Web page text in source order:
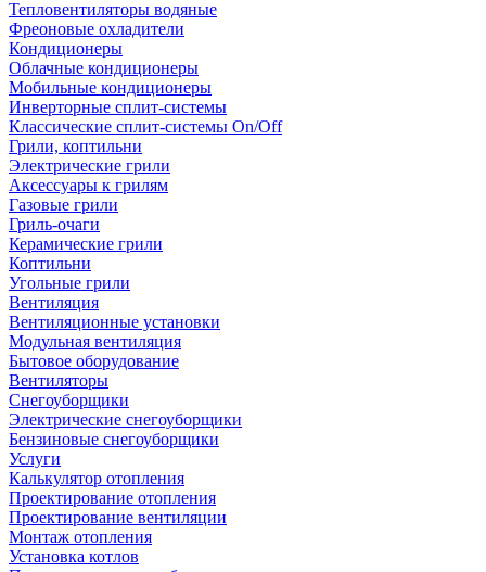
Тепловентиляторы водяные
Фреоновые охладители
Кондиционеры
Облачные кондиционеры
Мобильные кондиционеры
Инверторные сплит-системы
Классические сплит-системы On/Off
Грили, коптильни
Электрические грили
Аксессуары к грилям
Газовые грили
Гриль-очаги
Керамические грили
Коптильни
Угольные грили
Вентиляция
Вентиляционные установки
Модульная вентиляция
Бытовое оборудование
Вентиляторы
Снегоуборщики
Электрические снегоуборщики
Бензиновые снегоуборщики
Услуги
Калькулятор отопления
Проектирование отопления
Проектирование вентиляции
Монтаж отопления
Установка котлов